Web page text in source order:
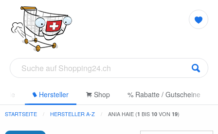
Hersteller Shop % Rabatte / Gutscheine
STARTSEITE HERSTELLER A-Z ANIA HAIE (1 BIS 10 VON 19)